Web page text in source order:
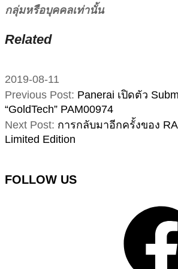
กลุ่มหรือบุคคลเท่านั้น
Related
2019-08-11
Previous Post: Panerai เปิดตัว
“GoldTech” PAM00974
Next Post: การกลับมาอีกครั้งของ
Limited Edition
FOLLOW US